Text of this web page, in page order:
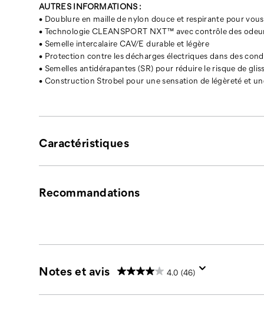
Cat
avec
embout
en
acier.
L’emblématique
Intruder
La
qui
génération.
pour
la
AUTRES INFORMATIONS :
• Doublure en maille de nylon douce et respirante pour
• Technologie CLEANSPORT NXT™ avec contrôle des
• Semelle intercalaire CAV/E durable et légère
• Protection contre les décharges électriques dans des
• Semelles antidérapantes (SR) pour réduire le risque de
• Construction Strobel pour une sensation de légèreté et
Caractéristiques
Recommandations
Notes et avis 4.0 (46)